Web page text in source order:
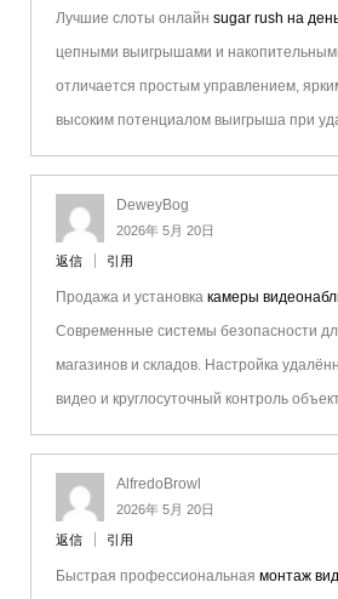
Лучшие слоты онлайн sugar rush на
цепными выигрышами и
отличается простым управлением,
высоким потенциалом выигрыша при
DeweyBog
2026年 5月 20日
返信 引用
Продажа и установка камеры
Современные системы безопасности
магазинов и складов. Настройка
видео и круглосуточный контроль
AlfredoBrowl
2026年 5月 20日
返信 引用
Быстрая профессиональная монтаж